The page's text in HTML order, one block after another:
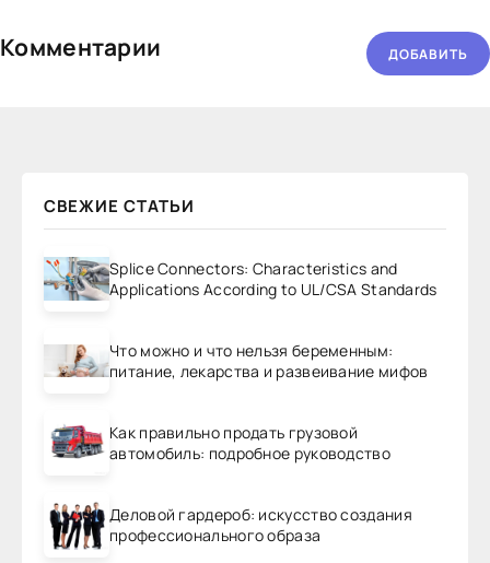
Комментарии ДОБАВИТЬ
СВЕЖИЕ СТАТЬИ
Splice Connectors: Characteristics and
Applications According to UL/CSA Standards
Что можно и что нельзя беременным:
питание, лекарства и развеивание мифов
Как правильно продать грузовой
автомобиль: подробное руководство
Деловой гардероб: искусство создания
профессионального образа